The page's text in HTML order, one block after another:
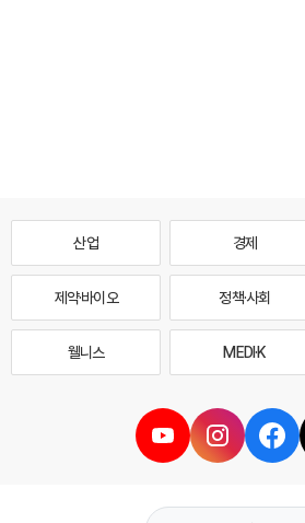
산업 경제
제약·바이오 정책·사회
웰니스 MEDI·K